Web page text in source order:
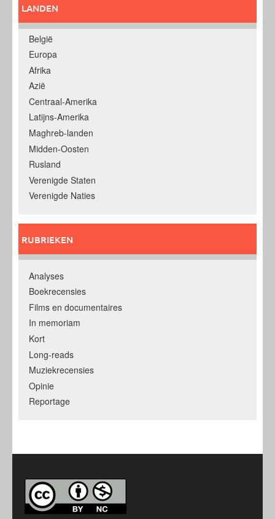
LANDEN
België
Europa
Afrika
Azië
Centraal-Amerika
Latijns-Amerika
Maghreb-landen
Midden-Oosten
Rusland
Verenigde Staten
Verenigde Naties
RUBRIEKEN
Analyses
Boekrecensies
Films en documentaires
In memoriam
Kort
Long-reads
Muziekrecensies
Opinie
Reportage